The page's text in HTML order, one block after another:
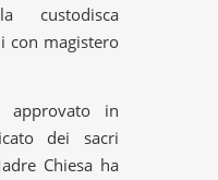
custodisca
con magistero
approvato in
dei sacri
Chiesa ha